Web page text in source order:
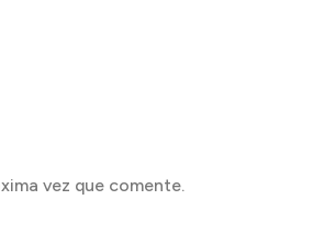
vez que comente.